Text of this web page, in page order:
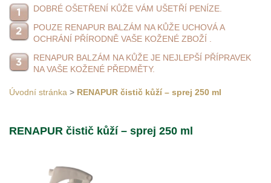
DOBRÉ OŠETŘENÍ KŮŽE VÁM UŠETŘÍ PENÍZE.
POUZE RENAPUR BALZÁM NA KŮŽE UCHOVÁ A
OCHRÁNÍ PŘÍRODNĚ VAŠE KOŽENÉ ZBOŽÍ .
RENAPUR BALZÁM NA KŮŽE JE NEJLEPŠÍ PŘÍPRAVEK
NA VAŠE KOŽENÉ PŘEDMĚTY.
Úvodní stránka > RENAPUR čistič kůží – sprej 250 ml
RENAPUR čistič kůží – sprej 250 ml